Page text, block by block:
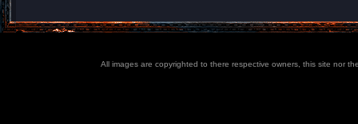
All images are copyrighted to there respective owners, this site nor